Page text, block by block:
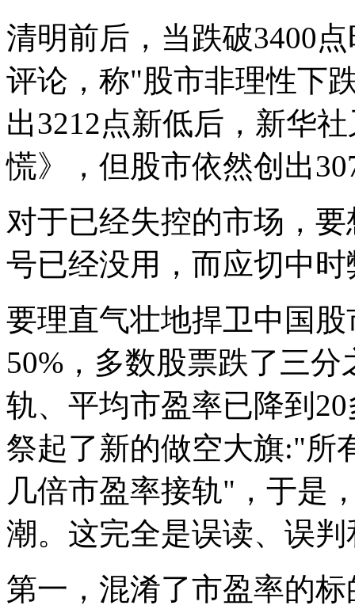
清明前后，当跌破3400
评论，称"股市非理性下
出3212点新低后，新华
慌》，但股市依然创出
对于已经失控的市场，
号已经没用，而应切中
要理直气壮地捍卫中国
50%，多数股票跌了三
轨、平均市盈率已降到
祭起了新的做空大旗:"所
几倍市盈率接轨"，于是
潮。这完全是误读、误
第一，混淆了市盈率的